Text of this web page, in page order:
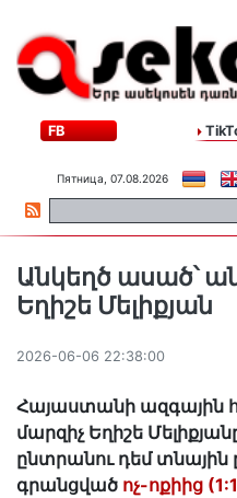
FB
Пятница, 07.08.2026
Անկեղծ ասած՝
Եղիշե Մելիքյան
2026-06-06 22:38:00
Հայաստանի ազգային
մարզիչ Եղիշե
ընտրանու դեմ
գրանցված ոչ-ոքիից